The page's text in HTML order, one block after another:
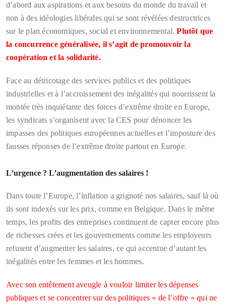
d’abord aux aspirations et aux besoins du monde du travail et
non à des idéologies libérales qui se sont révélées destructrices
sur le plan économiques, social et environnemental.Plutôt que
la concurrence généralisée, il s’agit de promouvoir la
coopération et la solidarité.
Face au détricotage des services publics et des politiques
industrielles et à l’accroissement des inégalités qui nourrissent la
montée très inquiétante des forces d’extrême droite en Europe,
les syndicats s’organisent avec la CES pour dénoncer les
impasses des politiques européennes actuelles et l’imposture des
fausses réponses de l’extrême droite partout en Europe.
L’urgence ? L’augmentation des salaires !
Dans toute l’Europe, l’inflation a grignoté nos salaires, sauf là où
ils sont indexés sur les prix, comme en Belgique. Dans le même
temps, les profits des entreprises continuent de capter encore plus
de richesses crées et les gouvernements comme les employeurs
refusent d’augmenter les salaires, ce qui accentue d’autant les
inégalités entre les femmes et les hommes.
Avec son entêtement aveugle à vouloir limiter les dépenses
publiques et se concentrer sur des politiques « de l’offre » qui ne